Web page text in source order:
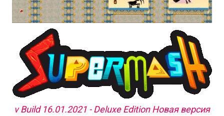
v Build 16.01.2021 - Deluxe Edition Новая версия